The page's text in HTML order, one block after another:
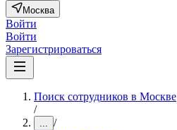
Москва
Войти
Войти
Зарегистрироваться
Поиск сотрудников в Москве
/
... /